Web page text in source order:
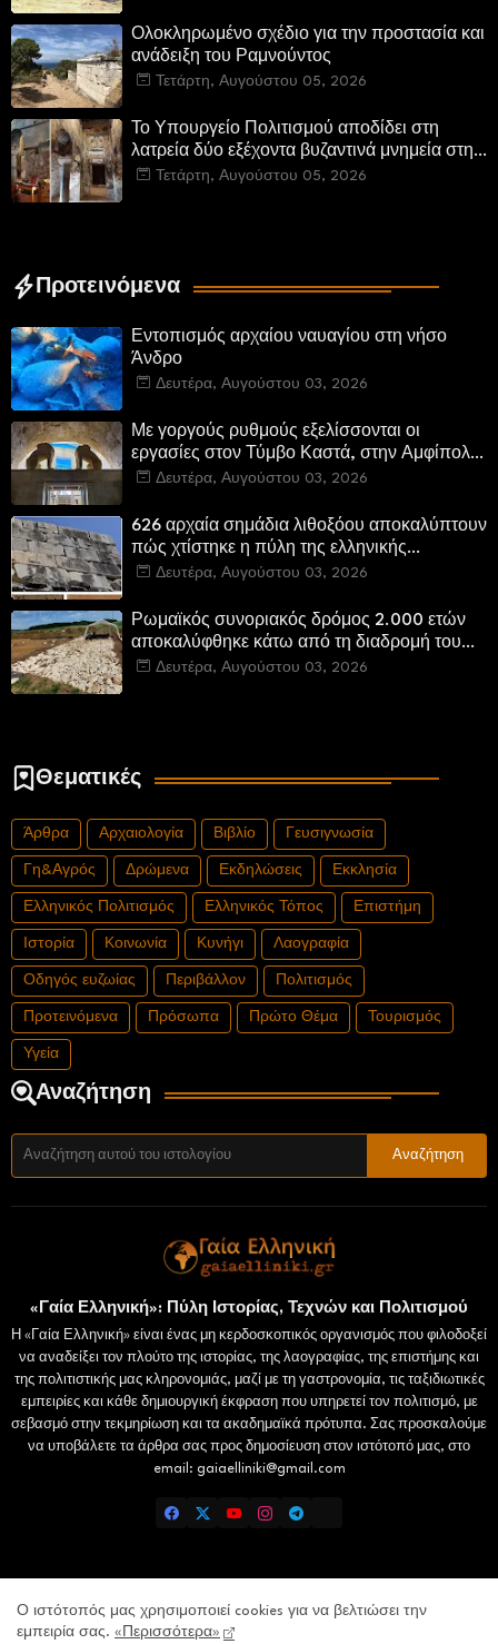
Ολοκληρωμένο σχέδιο για την προστασία και
ανάδειξη του Ραμνούντος
Τετάρτη, Αυγούστου 05, 2026
Το Υπουργείο Πολιτισμού αποδίδει στη
λατρεία δύο εξέχοντα βυζαντινά μνημεία στην
Καστοριά και έπεται το αποκαταστημένο
Τετάρτη, Αυγούστου 05, 2026
Προτεινόμενα
Εντοπισμός αρχαίου ναυαγίου στη νήσο
Άνδρο
Δευτέρα, Αυγούστου 03, 2026
Με γοργούς ρυθμούς εξελίσσονται οι
εργασίες στον Τύμβο Καστά, στην Αμφίπολη.
Αποδίδονται μνημεία της πόλης
Δευτέρα, Αυγούστου 03, 2026
626 αρχαία σημάδια λιθοξόου αποκαλύπτουν
πώς χτίστηκε η πύλη της ελληνικής
Πτολεμαΐδας στη Λιβύη
Δευτέρα, Αυγούστου 03, 2026
Ρωμαϊκός συνοριακός δρόμος 2.000 ετών
αποκαλύφθηκε κάτω από τη διαδρομή του
νέου αυτοκινητόδρομου Α8 της Γερμανίας
Δευτέρα, Αυγούστου 03, 2026
Θεματικές
Άρθρα Αρχαιολογία Βιβλίο Γευσιγνωσία
Γη&Αγρός Δρώμενα Εκδηλώσεις Εκκλησία
Ελληνικός Πολιτισμός Ελληνικός Τόπος Επιστήμη
Ιστορία Κοινωνία Κυνήγι Λαογραφία
Οδηγός ευζωίας Περιβάλλον Πολιτισμός
Προτεινόμενα Πρόσωπα Πρώτο Θέμα Τουρισμός
Υγεία
Αναζήτηση
«Γαία Ελληνική»: Πύλη Ιστορίας, Τεχνών και Πολιτισμού
Η «Γαία Ελληνική» είναι ένας μη κερδοσκοπικός οργανισμός που φιλοδοξεί
να αναδείξει τον πλούτο της ιστορίας, της λαογραφίας, της επιστήμης και
της πολιτιστικής μας κληρονομιάς, μαζί με τη γαστρονομία, τις ταξιδιωτικές
εμπειρίες και κάθε δημιουργική έκφραση που υπηρετεί τον πολιτισμό, με
σεβασμό στην τεκμηρίωση και τα ακαδημαϊκά πρότυπα. Σας προσκαλούμε
να υποβάλετε τα άρθρα σας προς δημοσίευση στον ιστότοπό μας, στο
email: gaiaelliniki@gmail.com
Home Επικοινωνία
Πολιτική Απορρήτου
Lamiatimes.gr
Domokosnews.gr
Ο ιστότοπός μας χρησιμοποιεί cookies για να βελτιώσει την
εμπειρία σας. «Περισσότερα»